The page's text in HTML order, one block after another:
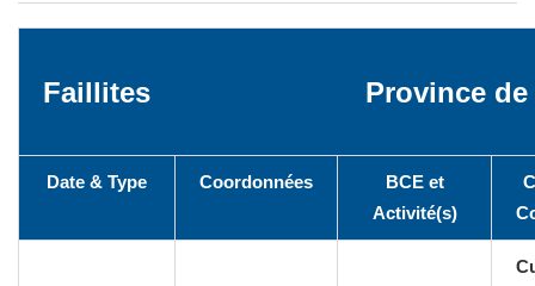
Faillites Province de
Date & Type Coordonnées
BCE et
Activité(s)